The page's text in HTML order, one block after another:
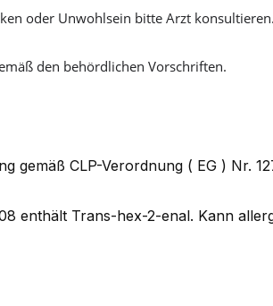
oder Unwohlsein bitte Arzt konsultieren.
den behördlichen Vorschriften.
gemäß CLP-Verordnung ( EG ) Nr.
enthält Trans-hex-2-enal. Kann